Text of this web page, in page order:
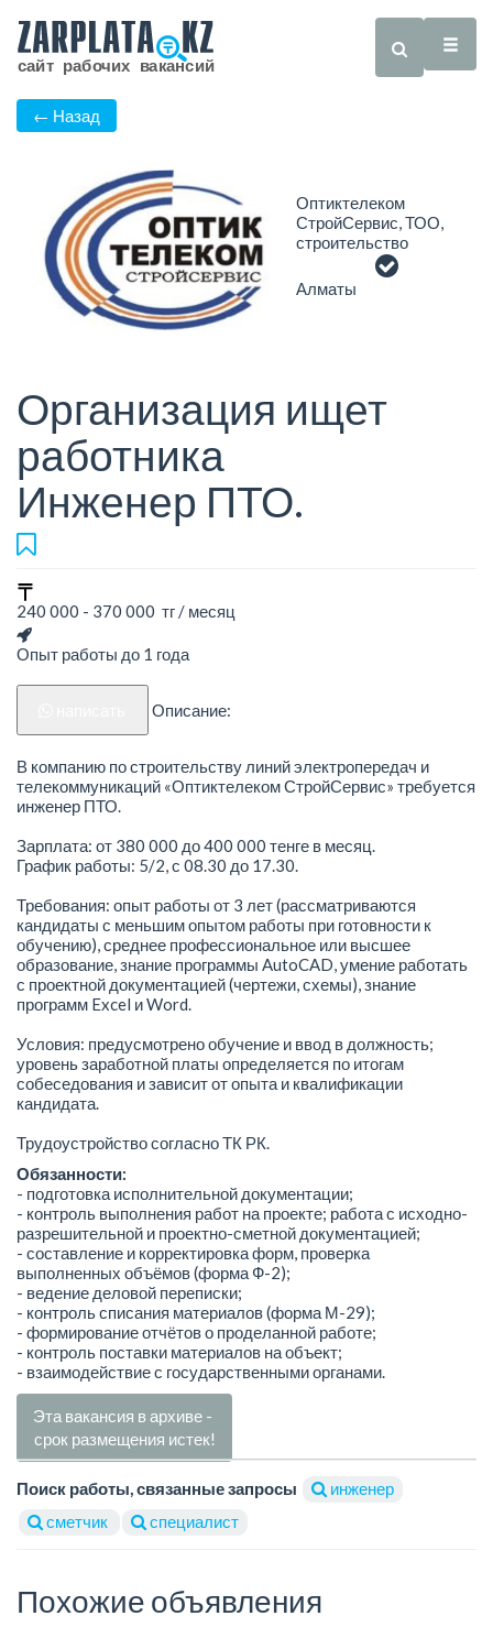
← Назад
Оптиктелеком
СтройСервис, ТОО,
строительство
Алматы
Организация ищет
работника
Инженер ПТО.
240 000 - 370 000 тг / месяц
Опыт работы до 1 года
Описание:
В компанию по строительству линий электропередач и
телекоммуникаций «Оптиктелеком СтройСервис» требуется
инженер ПТО.
Зарплата: от 380 000 до 400 000 тенге в месяц.
График работы: 5/2, с 08.30 до 17.30.
Требования: опыт работы от 3 лет (рассматриваются
кандидаты с меньшим опытом работы при готовности к
обучению), среднее профессиональное или высшее
образование, знание программы AutoCAD, умение работать
с проектной документацией (чертежи, схемы), знание
программ Excel и Word.
Условия: предусмотрено обучение и ввод в должность;
уровень заработной платы определяется по итогам
собеседования и зависит от опыта и квалификации
кандидата.
Трудоустройство согласно ТК РК.
Обязанности:
- подготовка исполнительной документации;
- контроль выполнения работ на проекте; работа с исходно-
разрешительной и проектно-сметной документацией;
- составление и корректировка форм, проверка
выполненных объёмов (форма Ф-2);
- ведение деловой переписки;
- контроль списания материалов (форма М-29);
- формирование отчётов о проделанной работе;
- контроль поставки материалов на объект;
- взаимодействие с государственными органами.
Эта вакансия в архиве -
срок размещения истек!
Поиск работы, связанные запросы
инженер
сметчик
специалист
Похожие объявления